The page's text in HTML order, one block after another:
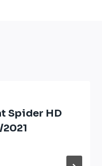
Spider HD
2021